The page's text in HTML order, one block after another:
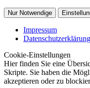
Nur Notwendige
Impressum
Datenschutzerklärung
Cookie-Einstellungen
Hier finden Sie eine
Skripte. Sie haben die
akzeptieren oder zu